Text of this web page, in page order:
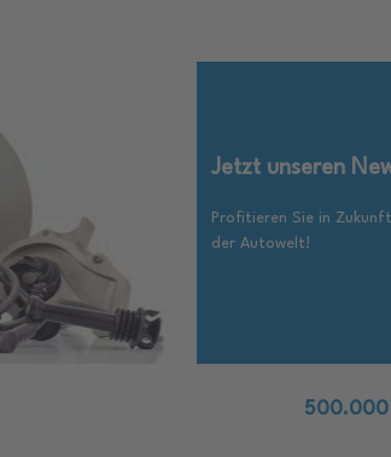
Jetzt unseren
Profitieren Sie in
der Autowelt!
500.000